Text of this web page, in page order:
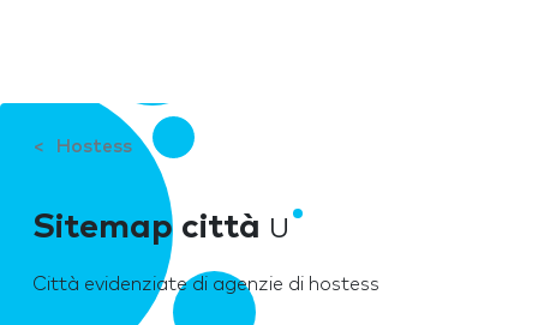
Hostess
Sitemap città U
Città evidenziate di agenzie di hostess